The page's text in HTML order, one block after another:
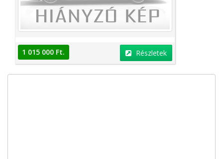
1 015 000 Ft. Részletek